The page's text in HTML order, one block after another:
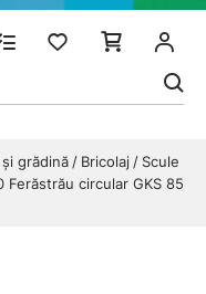
grădină Bricolaj
Scule
Ferăstrău circular GKS 85